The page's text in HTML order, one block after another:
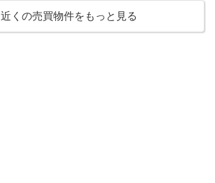
近くの売買物件をもっと見る